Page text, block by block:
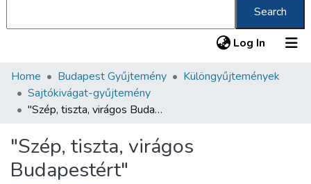
Search
Log In (current)
Communities & Collections
All of DSpace
About us
Home Budapest Gyűjtemény
Különgyűjtemények
Sajtókivágat-gyűjtemény
"Szép, tiszta, virágos Budapestért"
"Szép, tiszta, virágos
Budapestért"